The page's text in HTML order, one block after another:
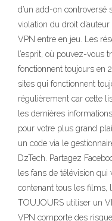
d’un add-on
violation du droit
VPN entre en jeu. Les
l’esprit, où pouvez-vous
fonctionnent toujours en
sites qui fonctionnent
régulièrement car cette
les dernières
pour votre plus grand
un code via le
DzTech. Partagez
les fans de télévision
contenant tous les films,
TOUJOURS utiliser un
VPN comporte des